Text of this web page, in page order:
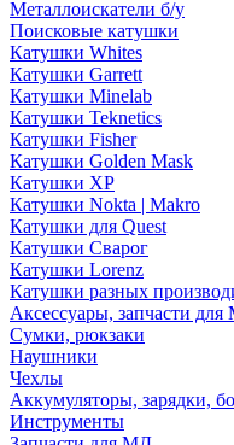
Металлоискатели б/у
Поисковые катушки
Катушки Whites
Катушки Garrett
Катушки Minelab
Катушки Teknetics
Катушки Fisher
Катушки Golden Mask
Катушки XP
Катушки Nokta | Makro
Катушки для Quest
Катушки Сварог
Катушки Lorenz
Катушки разных
Аксессуары, запчасти
Сумки, рюкзаки
Наушники
Чехлы
Аккумуляторы, зарядки,
Инструменты